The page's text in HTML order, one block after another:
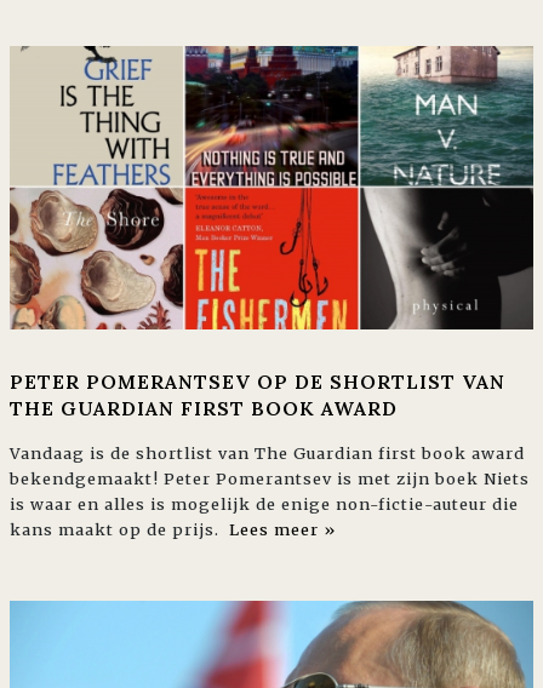
PETER POMERANTSEV OP DE SHORTLIST VAN
THE GUARDIAN FIRST BOOK AWARD
Vandaag is de shortlist van The Guardian first book award
bekendgemaakt! Peter Pomerantsev is met zijn boek Niets
is waar en alles is mogelijk de enige non-fictie-auteur die
kans maakt op de prijs. Lees meer »